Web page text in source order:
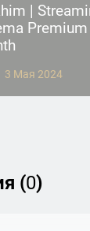
|
3 Мая 2024
(0)